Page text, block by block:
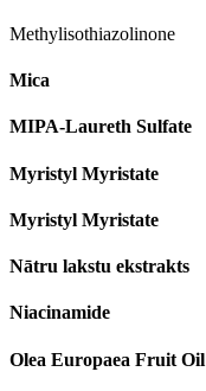
Methylisothiazolinone
Mica
MIPA-Laureth Sulfate
Myristyl Myristate
Myristyl Myristate
Nātru lakstu ekstrakts
Niacinamide
Olea Europaea Fruit Oil